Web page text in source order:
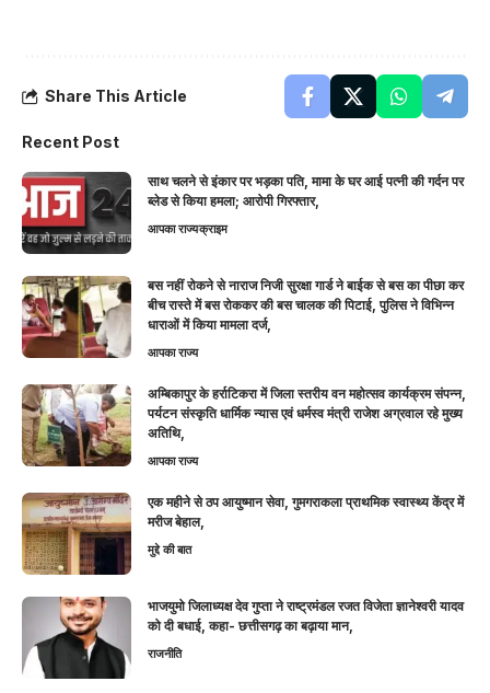
Share This Article
Recent Post
साथ चलने से इंकार पर भड़का पति, मामा के घर आई पत्नी की गर्दन पर
ब्लेड से किया हमला; आरोपी गिरफ्तार,
आपका राज्यक्राइम
बस नहीं रोकने से नाराज निजी सुरक्षा गार्ड ने बाईक से बस का पीछा कर
बीच रास्ते में बस रोककर की बस चालक की पिटाई, पुलिस ने विभिन्न
धाराओं में किया मामला दर्ज,
आपका राज्य
अम्बिकापुर के हर्राटिकरा में जिला स्तरीय वन महोत्सव कार्यक्रम संपन्न,
पर्यटन संस्कृति धार्मिक न्यास एवं धर्मस्व मंत्री राजेश अग्रवाल रहे मुख्य
अतिथि,
आपका राज्य
एक महीने से ठप आयुष्मान सेवा, गुमगराकला प्राथमिक स्वास्थ्य केंद्र में
मरीज बेहाल,
मुद्दे की बात
भाजयुमो जिलाध्यक्ष देव गुप्ता ने राष्ट्रमंडल रजत विजेता ज्ञानेश्वरी यादव
को दी बधाई, कहा- छत्तीसगढ़ का बढ़ाया मान,
राजनीति